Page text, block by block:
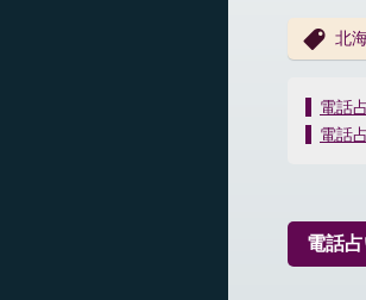
北
投
稿
ー
シ
電話
電話
電話